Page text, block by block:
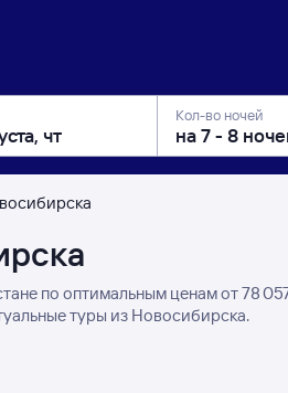
Кол-во ночей
по оптимальным ценам от 78
туры из Новосибирска.